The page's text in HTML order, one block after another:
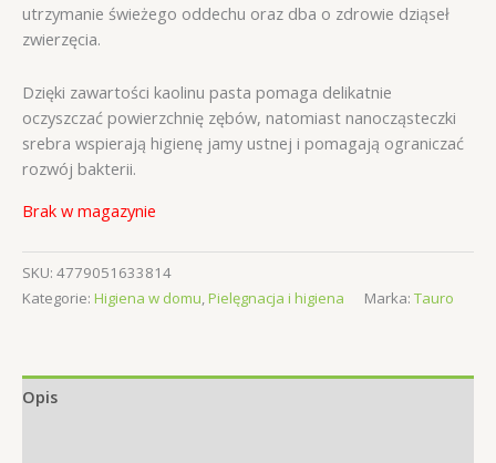
utrzymanie świeżego oddechu oraz dba o zdrowie dziąseł
zwierzęcia.
Dzięki zawartości kaolinu pasta pomaga delikatnie
oczyszczać powierzchnię zębów, natomiast nanocząsteczki
srebra wspierają higienę jamy ustnej i pomagają ograniczać
rozwój bakterii.
Brak w magazynie
SKU: 4779051633814
Kategorie: Higiena w domu,Pielęgnacja i higiena Marka: Tauro
Opis